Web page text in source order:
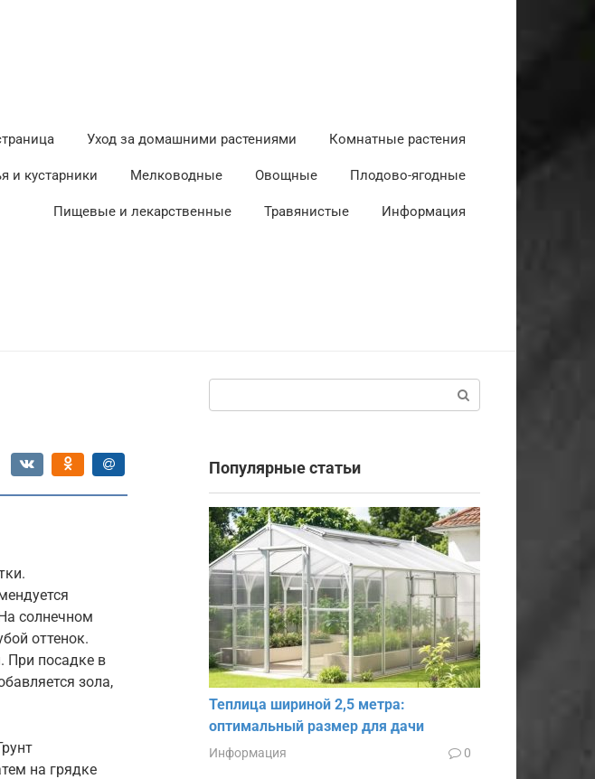
Уход за домашними растениями Комнатные растения
и кустарники Мелководные Овощные Плодово-ягодные
Пищевые и лекарственные Травянистые Информация
солнечном
оттенок.
При посадке в
зола,
на грядке
Популярные статьи
Теплица шириной 2,5 метра:
оптимальный размер для дачи
Информация 0